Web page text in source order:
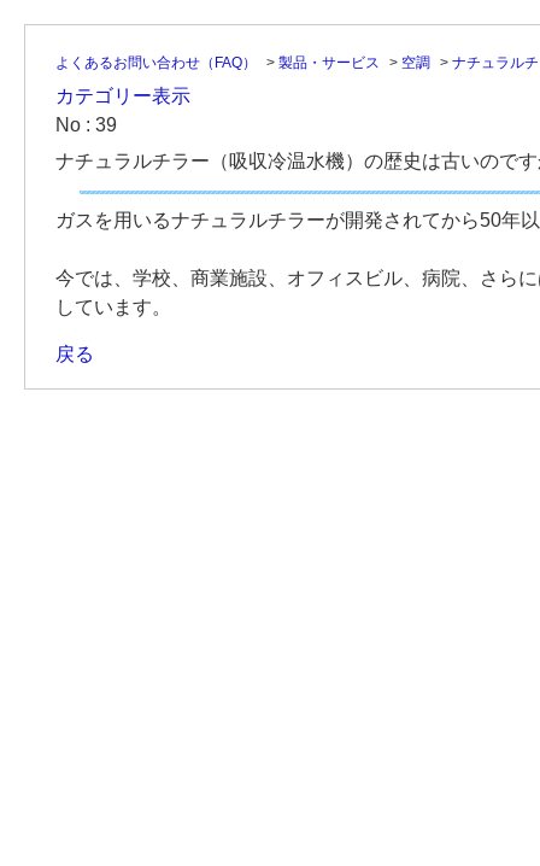
よくあるお問い合わせ（FAQ） > 製品・サービス > 空調 > ナチュラル
カテゴリー表示
No : 39
ナチュラルチラー（吸収冷温水機）の歴史は古いので
ガスを用いるナチュラルチラーが開発されてから50年
今では、学校、商業施設、オフィスビル、病院、さら
しています。
戻る